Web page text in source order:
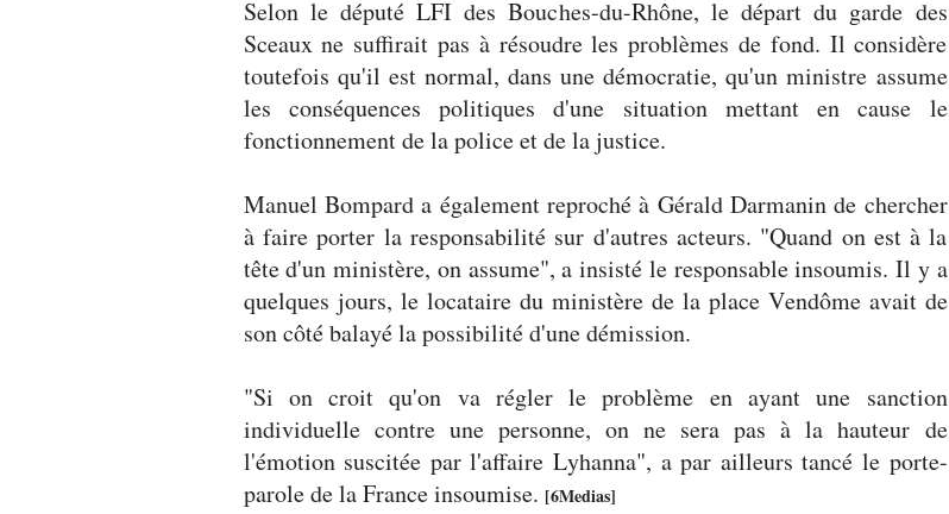
Selon le député LFI des Bouches-du-Rhône, le départ du garde des
Sceaux ne suffirait pas à résoudre les problèmes de fond. Il considère
toutefois qu'il est normal, dans une démocratie, qu'un ministre assume
les conséquences politiques d'une situation mettant en cause le
fonctionnement de la police et de la justice.
Manuel Bompard a également reproché à Gérald Darmanin de chercher
à faire porter la responsabilité sur d'autres acteurs. "Quand on est à la
tête d'un ministère, on assume", a insisté le responsable insoumis. Il y a
quelques jours, le locataire du ministère de la place Vendôme avait de
son côté balayé la possibilité d'une démission.
"Si on croit qu'on va régler le problème en ayant une sanction
individuelle contre une personne, on ne sera pas à la hauteur de
l'émotion suscitée par l'affaire Lyhanna", a par ailleurs tancé le porte-
parole de la France insoumise. [6Medias]